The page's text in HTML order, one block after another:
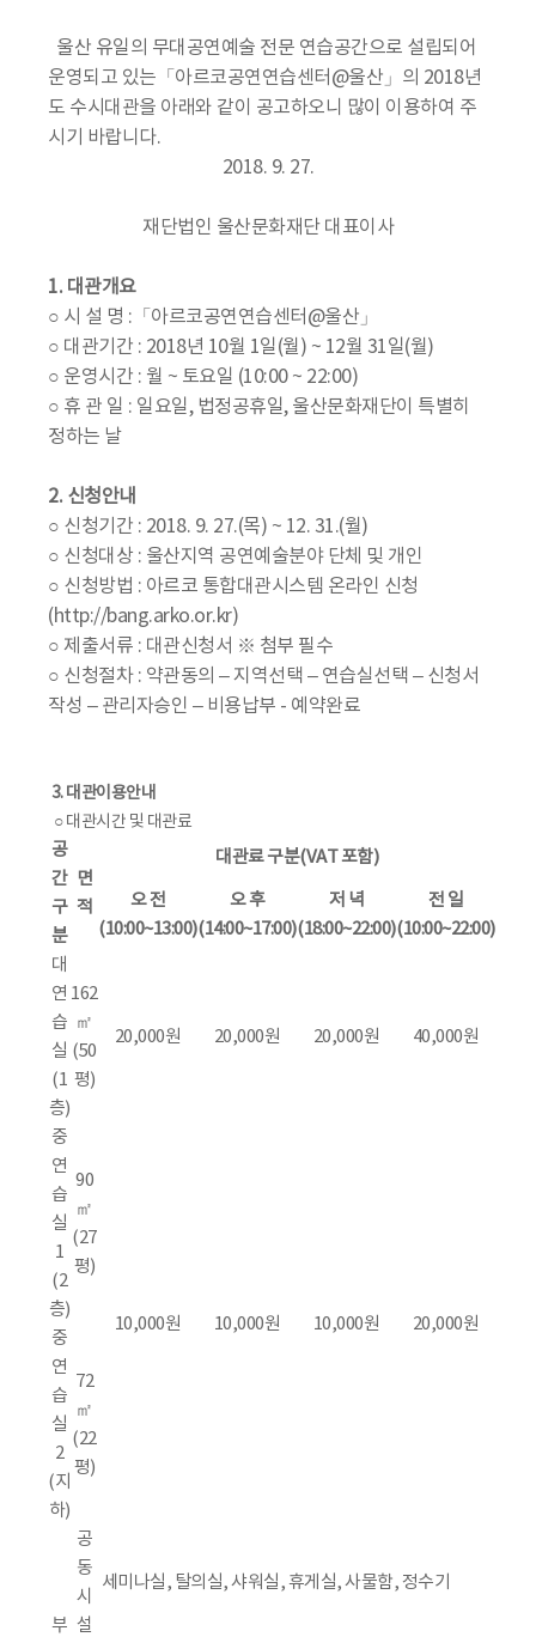
울산 유일의 무대공연예술 전문 연습공간으로 설립되어
운영되고 있는「아르코공연연습센터@울산」의 2018년
도 수시대관을 아래와 같이 공고하오니 많이 이용하여 주
시기 바랍니다.
2018. 9. 27.
재단법인 울산문화재단 대표이사
1. 대관개요
○ 시 설 명 :「아르코공연연습센터@울산」
○ 대관기간 : 2018년 10월 1일(월) ~ 12월 31일(월)
○ 운영시간 : 월 ~ 토요일 (10:00 ~ 22:00)
○ 휴 관 일 : 일요일, 법정공휴일, 울산문화재단이 특별히
정하는 날
2. 신청안내
○ 신청기간 : 2018. 9. 27.(목) ~ 12. 31.(월)
○ 신청대상 : 울산지역 공연예술분야 단체 및 개인
○ 신청방법 : 아르코 통합대관시스템 온라인 신청
(http://bang.arko.or.kr)
○ 제출서류 : 대관신청서 ※ 첨부 필수
○ 신청절차 : 약관동의 – 지역선택 – 연습실선택 – 신청서
작성 – 관리자승인 – 비용납부 - 예약완료
3. 대관이용안내
○ 대관시간 및 대관료
공
간
구
분
면
적
대관료 구분(VAT 포함)
오 전
(10:00~13:00)
오 후
(14:00~17:00)
저 녁
(18:00~22:00)
전 일
(10:00~22:00)
대
연
습
실
(1
층)
162
㎡
(50
평)
20,000원 20,000원 20,000원 40,000원
중
연
습
실
1
(2
층)
90
㎡
(27
평)
10,000원 10,000원 10,000원 20,000원
중
연
습
실
2
(지
하)
72
㎡
(22
평)
부
공
동
시
설
세미나실, 탈의실, 샤워실, 휴게실, 사물함, 정수기